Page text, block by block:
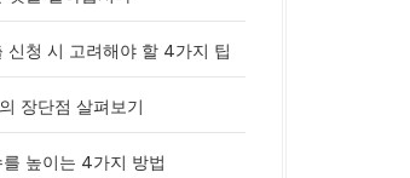
신청 시 고려해야 할 4가지 팁
장단점 살펴보기
높이는 4가지 방법